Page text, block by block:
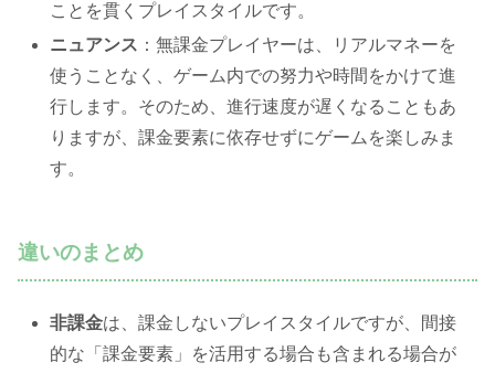
ことを貫くプレイスタイルです。
ニュアンス ：無課金プレイヤーは、リアルマネーを
使うことなく、ゲーム内での努力や時間をかけて進
行します。そのため、進行速度が遅くなることもあ
りますが、課金要素に依存せずにゲームを楽しみま
す。
違いのまとめ
非課金は、課金しないプレイスタイルですが、間接
的な「課金要素」を活用する場合も含まれる場合が